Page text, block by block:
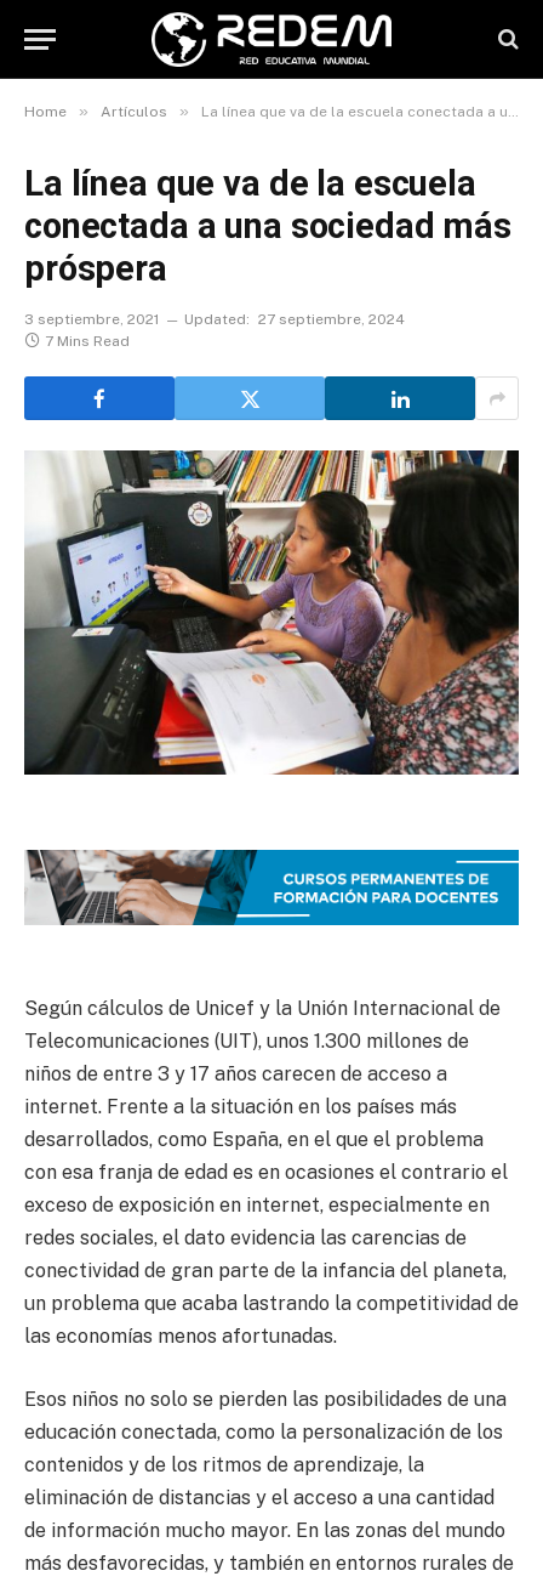
Home » Artículos » La línea que va de la escuela conectada a una sociedad más próspera
La línea que va de la escuela
conectada a una sociedad más
próspera
3 septiembre, 2021 Updated: 27 septiembre, 2024
7 Mins Read
Según cálculos de Unicef y la Unión Internacional de
Telecomunicaciones (UIT), unos 1.300 millones de
niños de entre 3 y 17 años carecen de acceso a
internet. Frente a la situación en los países más
desarrollados, como España, en el que el problema
con esa franja de edad es en ocasiones el contrario el
exceso de exposición en internet, especialmente en
redes sociales, el dato evidencia las carencias de
conectividad de gran parte de la infancia del planeta,
un problema que acaba lastrando la competitividad de
las economías menos afortunadas.
Esos niños no solo se pierden las posibilidades de una
educación conectada, como la personalización de los
contenidos y de los ritmos de aprendizaje, la
eliminación de distancias y el acceso a una cantidad
de información mucho mayor. En las zonas del mundo
más desfavorecidas, y también en entornos rurales de